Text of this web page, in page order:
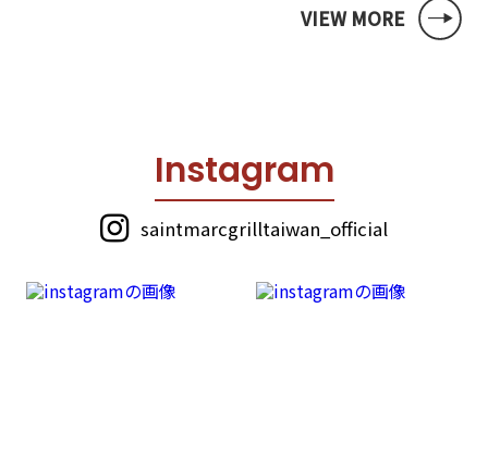
VIEW MORE
Instagram
saintmarcgrilltaiwan_official